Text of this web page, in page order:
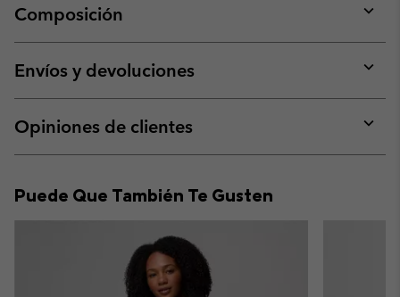
Composición
or
Envíos y devoluciones
or
Opiniones de clientes
or
Puede Que También Te Gusten